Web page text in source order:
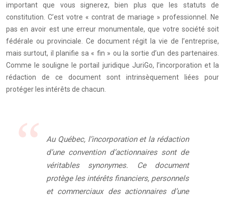
important que vous signerez, bien plus que les statuts de
constitution. C’est votre « contrat de mariage » professionnel. Ne
pas en avoir est une erreur monumentale, que votre société soit
fédérale ou provinciale. Ce document régit la vie de l’entreprise,
mais surtout, il planifie sa « fin » ou la sortie d’un des partenaires.
Comme le souligne le portail juridique JuriGo, l’incorporation et la
rédaction de ce document sont intrinsèquement liées pour
protéger les intérêts de chacun.
Au Québec, l’incorporation et la rédaction
d’une convention d’actionnaires sont de
véritables synonymes. Ce document
protège les intérêts financiers, personnels
et commerciaux des actionnaires d’une